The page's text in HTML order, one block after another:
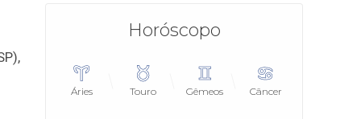
Horóscopo
Áries Touro Gêmeos Câncer